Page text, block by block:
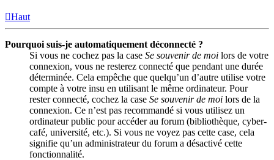
Haut
Pourquoi suis-je automatiquement déconnecté ?
Si vous ne cochez pas la case Se souvenir de moi lors de votre
connexion, vous ne resterez connecté que pendant une durée
déterminée. Cela empêche que quelqu’un d’autre utilise votre
compte à votre insu en utilisant le même ordinateur. Pour
rester connecté, cochez la case Se souvenir de moi lors de la
connexion. Ce n’est pas recommandé si vous utilisez un
ordinateur public pour accéder au forum (bibliothèque, cyber-
café, université, etc.). Si vous ne voyez pas cette case, cela
signifie qu’un administrateur du forum a désactivé cette
fonctionnalité.